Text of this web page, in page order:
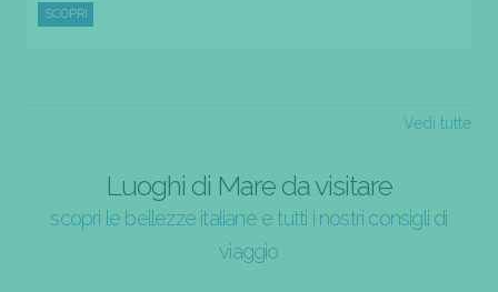
SCOPRI
Vedi tutte
Luoghi di Mare da visitare
scopri le bellezze italiane e tutti i nostri consigli di
viaggio